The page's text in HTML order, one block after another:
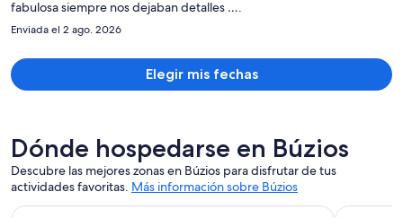
fabulosa siempre nos dejaban detalles ….
Enviada el 2 ago. 2026
Elegir mis fechas
Dónde hospedarse en Búzios
Descubre las mejores zonas en Búzios para disfrutar de tus
actividades favoritas. Más información sobre Búzios